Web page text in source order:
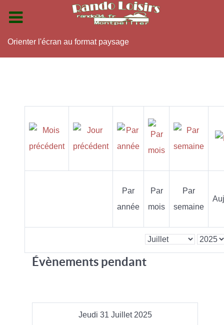
Orienter l'écran au format paysage
Par
année
Par
mois
Par
semaine
Évènements pendant
Jeudi 31 Juillet 2025